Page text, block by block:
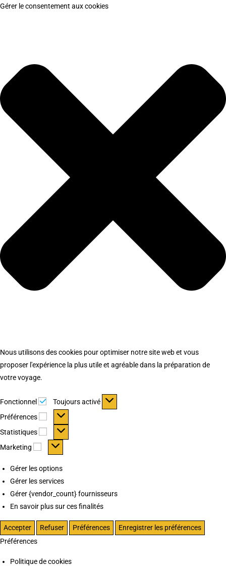
Gérer le consentement aux cookies
Nous utilisons des cookies pour optimiser notre site web et vous
proposer l'expérience la plus utile et agréable dans la préparation de
votre voyage.
Fonctionnel Fonctionnel
Toujours activé
Préférences
Préférences
Statistiques Statistiques
Marketing Marketing
Gérer les options
Gérer les services
Gérer {vendor_count} fournisseurs
En savoir plus sur ces finalités
Accepter Refuser Préférences
Enregistrer les préférences
Préférences
Politique de cookies